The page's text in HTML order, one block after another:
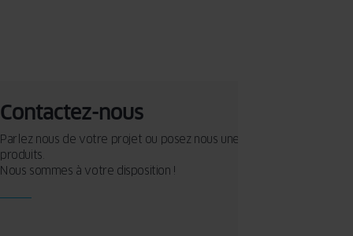
Contactez-nous
Parlez nous de votre projet ou posez nous une question sur nos
produits.
Nous sommes à votre disposition !